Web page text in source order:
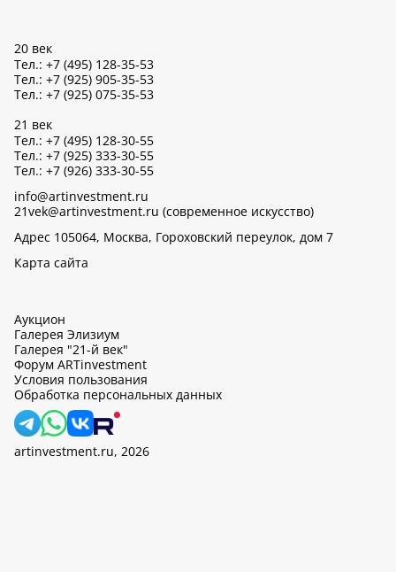
20 век
Тел.: +7 (495) 128-35-53
Тел.: +7 (925) 905-35-53
Тел.: +7 (925) 075-35-53
21 век
Тел.: +7 (495) 128-30-55
Тел.: +7 (925) 333-30-55
Тел.: +7 (926) 333-30-55
info@artinvestment.ru
21vek@artinvestment.ru (современное искусство)
Адрес 105064, Москва, Гороховский переулок, дом 7
Карта сайта
Аукцион
Галерея Элизиум
Галерея "21-й век"
Форум ARTinvestment
Условия пользования
Обработка персональных данных
artinvestment.ru, 2026